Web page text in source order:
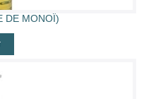
DE MONOÏ)